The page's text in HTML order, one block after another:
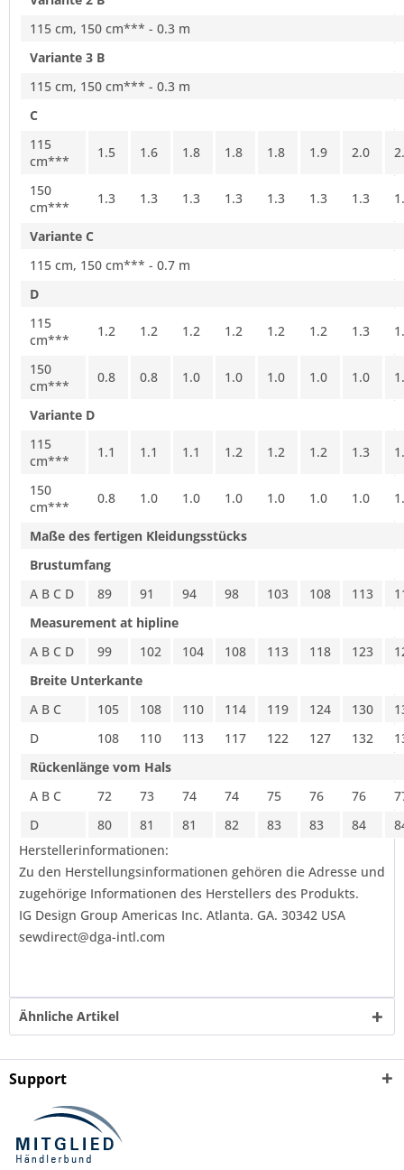
115 cm, 150 cm*** - 0.3 m
Variante 3 B
115 cm, 150 cm*** - 0.3 m
C
115
cm***
1.5 1.6 1.8 1.8 1.8 1.9 2.0
150
cm***
1.3 1.3 1.3 1.3 1.3 1.3 1.3
Variante C
115 cm, 150 cm*** - 0.7 m
D
115
cm***
1.2 1.2 1.2 1.2 1.2 1.2 1.3
150
cm***
0.8 0.8 1.0 1.0 1.0 1.0 1.0
Variante D
115
cm***
1.1 1.1 1.1 1.2 1.2 1.2 1.3
150
cm***
0.8 1.0 1.0 1.0 1.0 1.0 1.0
Maße des fertigen Kleidungsstücks
Brustumfang
A B C D
89 91 94 98 103 108 113
Measurement at hipline
A B C D
99 102 104 108 113 118 123
Breite Unterkante
A B C
105 108 110 114 119 124 130
D
108 110 113 117 122 127 132
Rückenlänge vom Hals
A B C
72 73 74 74 75 76 76
D
80 81 81 82 83 83 84
Herstellerinformationen:
Zu den Herstellungsinformationen gehören die Adresse und
zugehörige Informationen des Herstellers des Produkts.
IG Design Group Americas Inc. Atlanta. GA. 30342 USA
sewdirect@dga-intl.com
Ähnliche Artikel
Support